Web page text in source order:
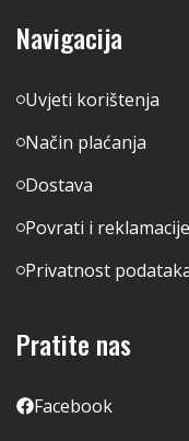
Navigacija
Uvjeti korištenja
Način plaćanja
Dostava
Povrati i reklamacije
Privatnost
Pratite nas
Facebook